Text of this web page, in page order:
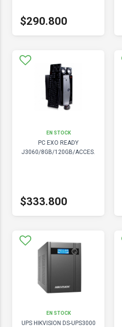
$290.800
EN STOCK
PC EXO READY
J3060/8GB/120GB/ACCES.
$333.800
EN STOCK
UPS HIKVISION DS-UPS3000